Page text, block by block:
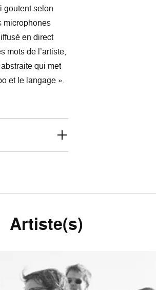
goutent selon
microphones
en direct
mots de l’artiste,
qui met
et le langage ».
Artiste(s)